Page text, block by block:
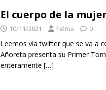
El cuerpo de la
10/11/2021 Felma 0
Leemos vía twitter que se va a
Añoreta presenta su Primer
enteramente […]